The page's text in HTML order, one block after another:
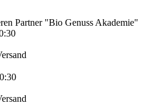
Partner "Bio Genuss Akademie"